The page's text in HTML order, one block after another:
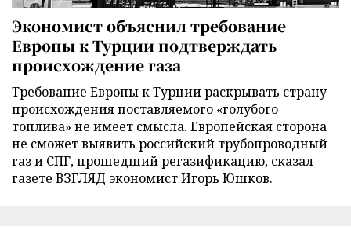
Экономист объяснил требование
Европы к Турции подтверждать
происхождение газа
Требование Европы к Турции раскрывать страну
происхождения поставляемого «голубого
топлива» не имеет смысла. Европейская сторона
не сможет выявить российский трубопроводный
газ и СПГ, прошедший регазификацию, сказал
газете ВЗГЛЯД экономист Игорь Юшков.